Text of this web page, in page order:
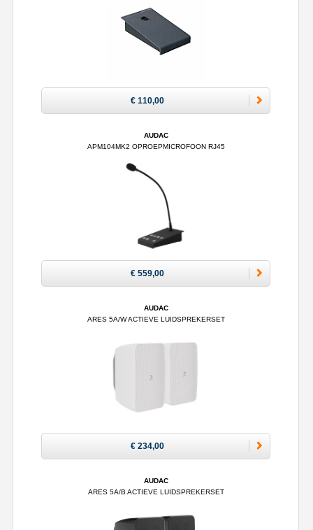
€ 110,00
AUDAC
APM104MK2 OPROEPMICROFOON RJ45
€ 559,00
AUDAC
ARES 5A/W ACTIEVE LUIDSPREKERSET
€ 234,00
AUDAC
ARES 5A/B ACTIEVE LUIDSPREKERSET